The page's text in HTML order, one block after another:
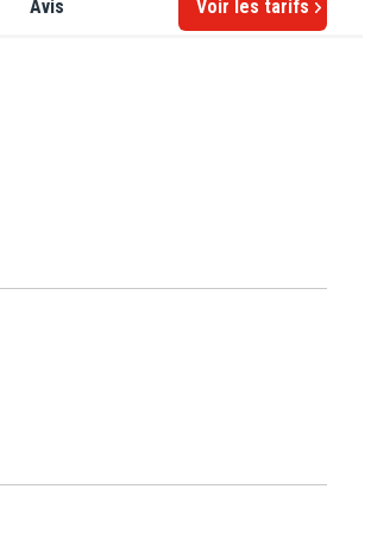
Avis Voir les tarifs